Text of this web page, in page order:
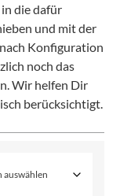
in die dafür
und mit der
Konfiguration
noch das
Wir helfen Dir
berücksichtigt.